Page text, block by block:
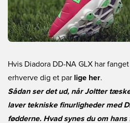
Hvis Diadora DD-NA GLX har
erhverve dig et par lige her.
Sådan ser det ud, når Joltter
laver tekniske finurligheder med
fødderne. Hvad synes du om hans